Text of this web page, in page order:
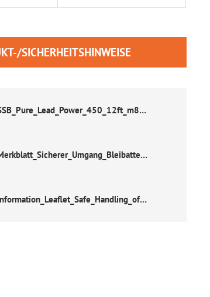
SICHERHEITSHINWEISE
SSB_Pure_Lead_Power_450_12ft_m8v0.pdf
Merkblatt_Sicherer_Umgang_Bleibatterien.pdf
Information_Leaflet_Safe_Handling_of_Lead_Acid_Accumulators.pdf